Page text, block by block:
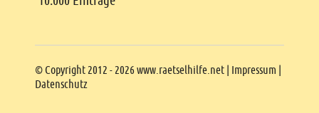
Copyright
© Copyright 2012 - 2026 www.raetselhilfe.net | Impressum |
Datenschutz